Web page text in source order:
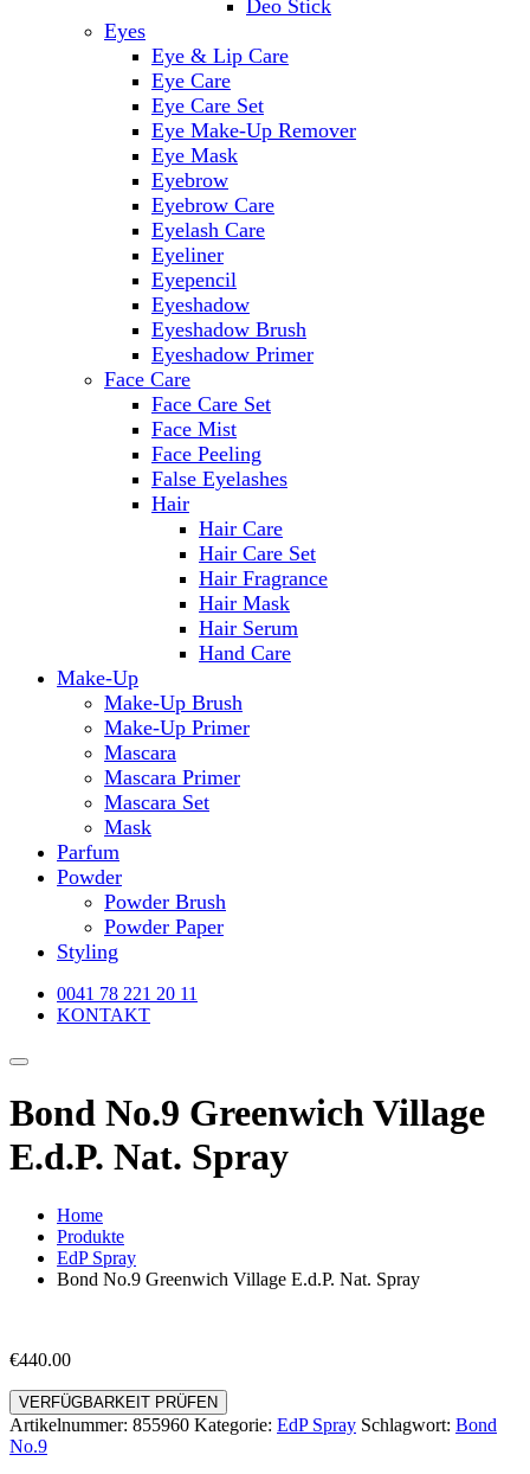
Deo Stick
Eyes
Eye & Lip Care
Eye Care
Eye Care Set
Eye Make-Up Remover
Eye Mask
Eyebrow
Eyebrow Care
Eyelash Care
Eyeliner
Eyepencil
Eyeshadow
Eyeshadow Brush
Eyeshadow Primer
Face Care
Face Care Set
Face Mist
Face Peeling
False Eyelashes
Hair
Hair Care
Hair Care Set
Hair Fragrance
Hair Mask
Hair Serum
Hand Care
Make-Up
Make-Up Brush
Make-Up Primer
Mascara
Mascara Primer
Mascara Set
Mask
Parfum
Powder
Powder Brush
Powder Paper
Styling
0041 78 221 20 11
KONTAKT
Bond No.9 Greenwich Village
E.d.P. Nat. Spray
Home
Produkte
EdP Spray
Bond No.9 Greenwich Village E.d.P. Nat. Spray
€440.00
VERFÜGBARKEIT PRÜFEN
Artikelnummer: 855960 Kategorie: EdP Spray Schlagwort: Bond
No.9